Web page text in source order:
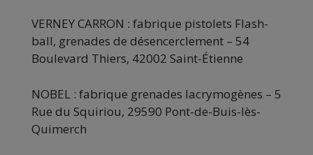
VERNEY CARRON : fabrique pistolets Flash-
ball, grenades de désencerclement – 54
Boulevard Thiers, 42002 Saint-Étienne
NOBEL : fabrique grenades lacrymogènes – 5
Rue du Squiriou, 29590 Pont-de-Buis-lès-
Quimerch